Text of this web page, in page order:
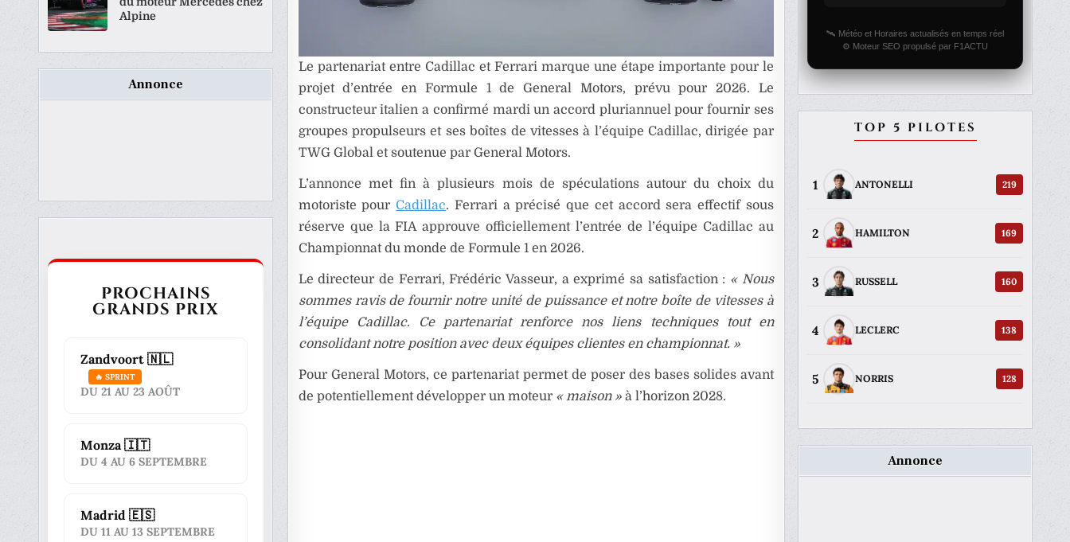
Le partenariat entre Cadillac et Ferrari marque une étape importante pour le
projet d’entrée en Formule 1 de General Motors, prévu pour 2026. Le
constructeur italien a confirmé mardi un accord pluriannuel pour fournir ses
groupes propulseurs et ses boîtes de vitesses à l’équipe Cadillac, dirigée par
TWG Global et soutenue par General Motors.
L’annonce met fin à plusieurs mois de spéculations autour du choix du
motoriste pourCadillac. Ferrari a précisé que cet accord sera effectif sous
réserve que la FIA approuve officiellement l’entrée de l’équipe Cadillac au
Championnat du monde de Formule 1 en 2026.
Le directeur de Ferrari, Frédéric Vasseur, a exprimé sa satisfaction : « Nous
sommes ravis de fournir notre unité de puissance et notre boîte de vitesses à
l’équipe Cadillac. Ce partenariat renforce nos liens techniques tout en
consolidant notre position avec deux équipes clientes en championnat. »
Pour General Motors, ce partenariat permet de poser des bases solides avant
de potentiellement développer un moteur « maison »à l’horizon 2028.
Alpine
Annonce
PROCHAINS
GRANDS PRIX
Zandvoort 🇳🇱
🔥 SPRINT
DU 21 AU 23 AOÛT
Monza 🇮🇹
DU 4 AU 6 SEPTEMBRE
Madrid 🇪🇸
DU 11 AU 13 SEPTEMBRE
🛰️ Météo et Horaires actualisés en temps réel
⚙️ Moteur SEO propulsé par F1ACTU
TOP 5 PILOTES
1 ANTONELLI 219
2 HAMILTON 169
3 RUSSELL 160
4 LECLERC 138
5 NORRIS 128
Annonce